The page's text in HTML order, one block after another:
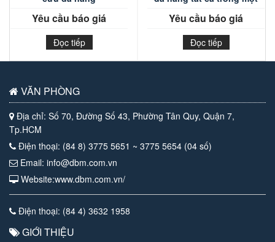
Yêu cầu báo giá
Đọc tiếp
Yêu cầu báo giá
Đọc tiếp
VĂN PHÒNG
Địa chỉ: Số 70, Đường Số 43, Phường Tân Quy, Quận 7,
Tp.HCM
Điện thoại: (84 8) 3775 5651 ~ 3775 5654 (04 số)
Email: info@dbm.com.vn
Website:www.dbm.com.vn/
Điện thoại: (84 4) 3632 1958
GIỚI THIỆU